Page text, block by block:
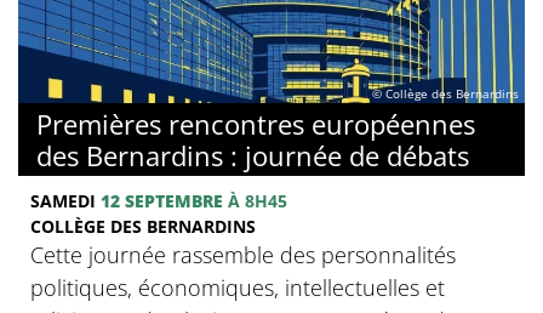
© Collège des Bernardins
Premières rencontres européennes
des Bernardins : journée de débats
SAMEDI 12 SEPTEMBRE À 8H45
COLLÈGE DES BERNARDINS
Cette journée rassemble des personnalités
politiques, économiques, intellectuelles et